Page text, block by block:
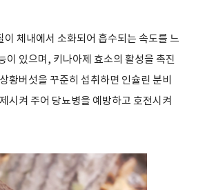
체내에서 소화되어 흡수되는 속도를 느
이 있으며, 키나아제 효소의 활성을 촉진
황버섯을 꾸준히 섭취하면 인슐린 분비
시켜 주어 당뇨병을 예방하고 호전시켜